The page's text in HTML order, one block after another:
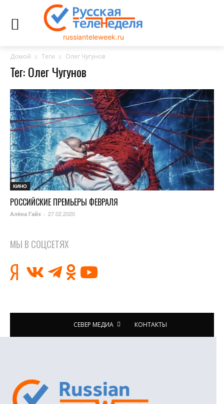
russianteleweek.ru
Домой Теги Олег Чугунов
Тег: Олег Чугунов
КИНО
РОССИЙСКИЕ ПРЕМЬЕРЫ ФЕВРАЛЯ
Алёна Гайх - 27.02.2020
МЫ В СОЦСЕТЯХ
СЕВЕР МЕДИА КОНТАКТЫ